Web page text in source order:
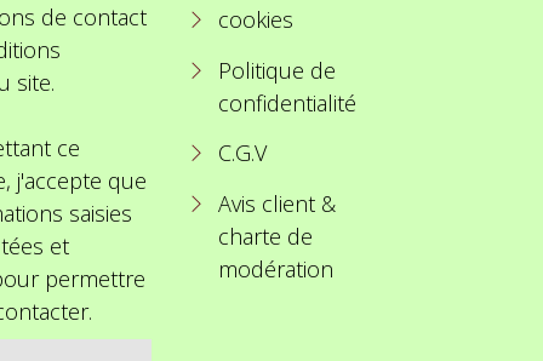
de contact
site.
ce
j'accepte que
saisies
et
permettre
cookies
Politique de
confidentialité
C.G.V
Avis client &
charte de
modération